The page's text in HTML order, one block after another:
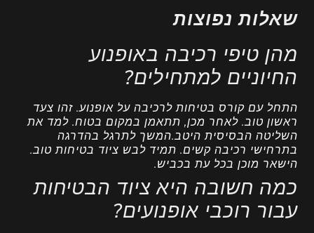
שאלות נפוצות
מהן טיפי רכיבה באופנוע
החיוניים למתחילים?
התחל עם קורס בטיחות לרכיבה על אופנוע. זהו צעד
ראשון טוב. לאחר מכן, תתאמן במקום בטוח. למד את
השליטה הבסיסית היטב.המשך לתרגל בהדרגה
בתרחישי רכיבה קשים. תמיד לבש ציוד בטיחות טוב.
הישאר מוכן בכל עת בכביש.
כמה חשובה היא ציוד הבטיחות
עבור רוכבי אופנועים?